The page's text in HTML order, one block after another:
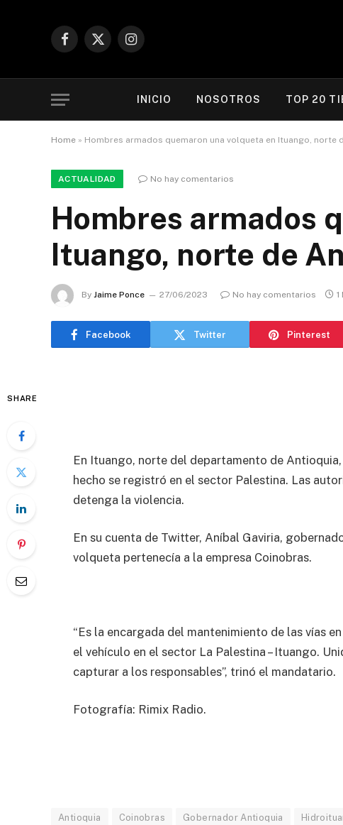
Facebook
X
Instagram
INICIO NOSOTROS TOP 20
Home » Hombres armados quemaron una volqueta en Ituango, norte
ACTUALIDAD No hay comentarios
Hombres armados
Ituango, norte de
By Jaime Ponce 27/06/2023 No hay comentarios 1
Facebook Twitter Pinterest
SHARE
En Ituango, norte del departamento de
hecho se registró en el sector Palestina. Las
detenga la violencia.
En su cuenta de Twitter, Aníbal Gaviria,
volqueta pertenecía a la empresa Coinobras.
“Es la encargada del mantenimiento de las vías
el vehículo en el sector La Palestina – Ituango.
capturar a los responsables”, trinó el mandatario.
Fotografía: Rimix Radio.
Antioquia Coinobras Gobernador Antioquia